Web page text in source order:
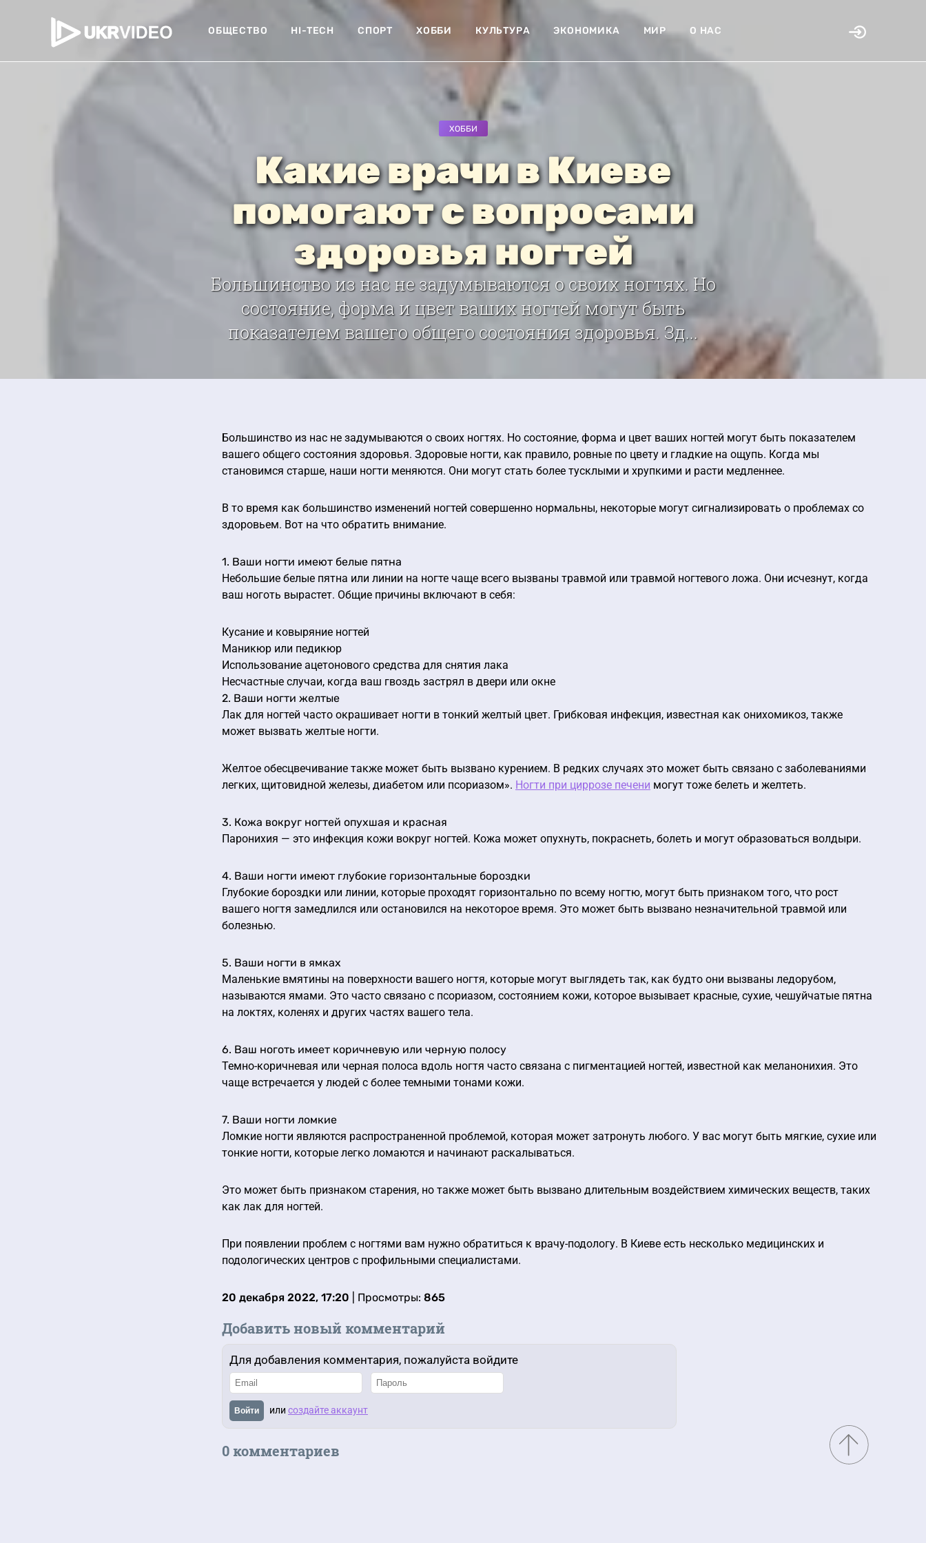
ОБЩЕСТВО HI-TECH СПОРТ ХОББИ КУЛЬТУРА ЭКОНОМИКА МИР О НАС
ХОББИ
Какие врачи в Киеве
помогают с вопросами
здоровья ногтей
Большинство из нас не задумываются о своих ногтях. Но
состояние, форма и цвет ваших ногтей могут быть
показателем вашего общего состояния здоровья. Зд...
Большинство из нас не задумываются о своих ногтях. Но состояние, форма и цвет ваших ногтей могут быть показателем
вашего общего состояния здоровья. Здоровые ногти, как правило, ровные по цвету и гладкие на ощупь. Когда мы
становимся старше, наши ногти меняются. Они могут стать более тусклыми и хрупкими и расти медленнее.
В то время как большинство изменений ногтей совершенно нормальны, некоторые могут сигнализировать о проблемах со
здоровьем. Вот на что обратить внимание.
1. Ваши ногти имеют белые пятна
Небольшие белые пятна или линии на ногте чаще всего вызваны травмой или травмой ногтевого ложа. Они исчезнут, когда
ваш ноготь вырастет. Общие причины включают в себя:
Кусание и ковыряние ногтей
Маникюр или педикюр
Использование ацетонового средства для снятия лака
Несчастные случаи, когда ваш гвоздь застрял в двери или окне
2. Ваши ногти желтые
Лак для ногтей часто окрашивает ногти в тонкий желтый цвет. Грибковая инфекция, известная как онихомикоз, также
может вызвать желтые ногти.
Желтое обесцвечивание также может быть вызвано курением. В редких случаях это может быть связано с заболеваниями
легких, щитовидной железы, диабетом или псориазом». Ногти при циррозе печени могут тоже белеть и желтеть.
3. Кожа вокруг ногтей опухшая и красная
Паронихия — это инфекция кожи вокруг ногтей. Кожа может опухнуть, покраснеть, болеть и могут образоваться волдыри.
4. Ваши ногти имеют глубокие горизонтальные бороздки
Глубокие бороздки или линии, которые проходят горизонтально по всему ногтю, могут быть признаком того, что рост
вашего ногтя замедлился или остановился на некоторое время. Это может быть вызвано незначительной травмой или
болезнью.
5. Ваши ногти в ямках
Маленькие вмятины на поверхности вашего ногтя, которые могут выглядеть так, как будто они вызваны ледорубом,
называются ямами. Это часто связано с псориазом, состоянием кожи, которое вызывает красные, сухие, чешуйчатые пятна
на локтях, коленях и других частях вашего тела.
6. Ваш ноготь имеет коричневую или черную полосу
Темно-коричневая или черная полоса вдоль ногтя часто связана с пигментацией ногтей, известной как меланонихия. Это
чаще встречается у людей с более темными тонами кожи.
7. Ваши ногти ломкие
Ломкие ногти являются распространенной проблемой, которая может затронуть любого. У вас могут быть мягкие, сухие или
тонкие ногти, которые легко ломаются и начинают раскалываться.
Это может быть признаком старения, но также может быть вызвано длительным воздействием химических веществ, таких
как лак для ногтей.
При появлении проблем с ногтями вам нужно обратиться к врачу-подологу. В Киеве есть несколько медицинских и
подологических центров с профильными специалистами.
20 декабря 2022, 17:20 | Просмотры: 865
Добавить новый комментарий
Для добавления комментария, пожалуйста войдите
Войти или создайте аккаунт
0 комментариев